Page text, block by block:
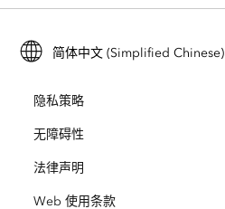
Esri Store
用户研究和测试
Esri 年轻专家关系网
培训
ArcUser
ArcNews
ArcWatch
招贤纳士
开放视野
业务行为准则
ArcGIS for Student Use
保护
教育
简体中文 (Simplified Chinese)
隐私策略
无障碍性
法律声明
Web 使用条款